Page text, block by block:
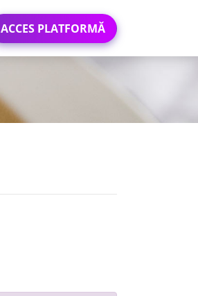
ACCES PLATFORMĂ